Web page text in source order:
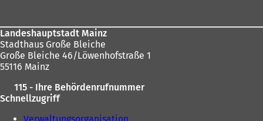
Landeshauptstadt Mainz
Stadthaus Große Bleiche
Große Bleiche 46/Löwenhofstraße 1
55116 Mainz
115 - Ihre Behördenrufnummer
Schnellzugriff